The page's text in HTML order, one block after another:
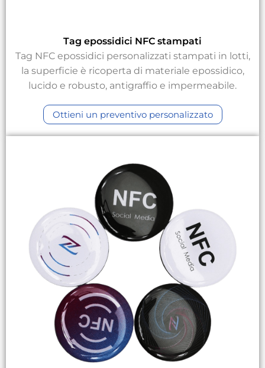
Tag epossidici NFC stampati
Tag NFC epossidici personalizzati stampati in lotti,
la superficie è ricoperta di materiale epossidico,
lucido e robusto, antigraffio e impermeabile.
Ottieni un preventivo personalizzato